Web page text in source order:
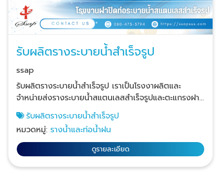
รับผลิตรางระบายน้ำสำเร็จรูป
ssap
รับผลิตรางระบายน้ำสำเร็จรูป เราเป็นโรงงาผลิตและ
จำหน่ายส่งรางระบายน้ำสแตนเลสสำเร็จรูปและตะแกรงฝา
ปิดรางระบายน้ำสแตนเลส ราคาส่ง ให้กับผู้รับเหมา
ก่อสร้าง สถาปนิกออกแบบอาคารและโรงงาน และจำหน่าย
ส่งให้กับธุรกิจรับทำครัวสแตนเลสทั่วประเทศ ทางเรามีทีม
เซลล์คอยให้คำปรึกษาก่อนสั่งซื้อหรือสั่งผลิต บริการนำ
สินค้าไปให้ลูกค้าเลือกพร้อมดูหน้างานเพื่อประเมินราคา
หากลูกค้าต้องการรางระบายน้ำขนาดพิเศษสามารถสั่งผลิต
รับผลิตรางระบายน้ำสำเร็จรูป
หมวดหมู่:รางน้ำและท่อน้ำฝน
ดูรายละเอียด